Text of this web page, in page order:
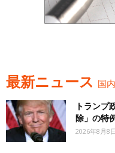
最新ニュース 国
トランプ
除」の特
2026年8月8